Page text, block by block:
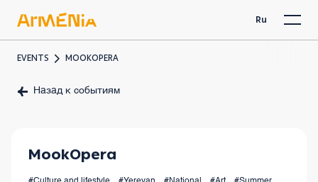
Ru
EVENTS MOOKOPERA
Назад к событиям
MookOpera